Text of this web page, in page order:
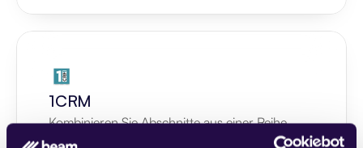
1CRM
Kombinieren Sie Abschnitte aus einer Reihe
von Kategorien, um Seiten einfach